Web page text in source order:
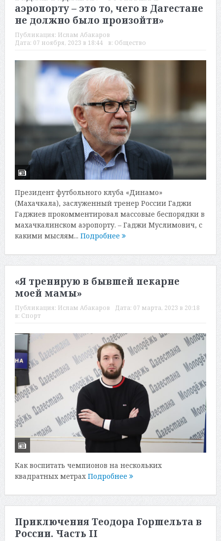
аэропорту – это то, чего в Дагестане
не должно было произойти»
Публикация: Ислам Абакаров
Дата: 07 ноября, 2023 в 18:44 в: Общество
Президент футбольного клуба «Динамо»
(Махачкала), заслуженный тренер России Гаджи
Гаджиев прокомментировал массовые беспорядки в
махачкалинском аэропорту. – Гаджи Муслимович, с
какими мыслям... Подробнее
«Я тренирую в бывшей пекарне
моей мамы»
Публикация: Ислам Абакаров Дата: 07 марта, 2023 в 20:18
в: Спорт
Как воспитать чемпионов на нескольких
квадратных метрах Подробнее
Приключения Теодора Горшельта в
России. Часть II